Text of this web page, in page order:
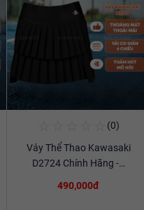
(0)
Váy Thể Thao Kawasaki
D2724 Chính Hãng -…
490,000đ